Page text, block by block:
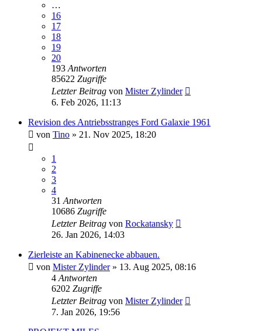
…
16
17
18
19
20
193 Antworten
85622 Zugriffe
Letzter Beitrag von Mister Zylinder
6. Feb 2026, 11:13
Revision des Antriebsstranges Ford Galaxie 1961
von Tino » 21. Nov 2025, 18:20
1
2
3
4
31 Antworten
10686 Zugriffe
Letzter Beitrag von Rockatansky
26. Jan 2026, 14:03
Zierleiste an Kabinenecke abbauen.
von Mister Zylinder» 13. Aug 2025, 08:16
4 Antworten
6202 Zugriffe
Letzter Beitrag von Mister Zylinder
7. Jan 2026, 19:56